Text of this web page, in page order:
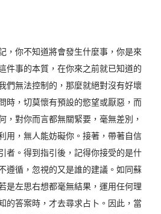
，你不知道將會發生什麼事，你是來
件事的本質，在你來之前就已知道的
們無法控制的，那麼就絕對沒有好壞
時，切莫懷有預設的慾望或厭惡，而
，對你而言都無關緊要，毫無差別，
用，無人能妨礙你。接著，帶著自信
者。得到指引後，記得你接受的是什
遵循，忽視的又是誰的建議。如同蘇
是左思右想都毫無結果，運用任何理
的答案時，才去尋求占卜。因此，當